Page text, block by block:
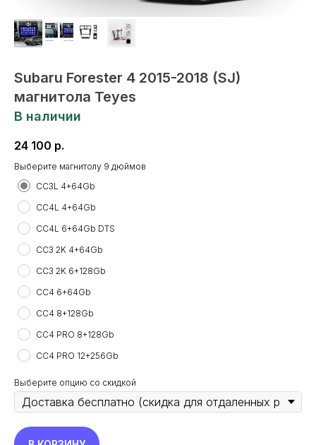
Subaru Forester 4 2015-2018 (SJ)
магнитола Teyes
В наличии
24 100 р.
Выберите магнитолу 9 дюймов
CC3L 4+64Gb
CC4L 4+64Gb
CC4L 6+64Gb DTS
CC3 2K 4+64Gb
CC3 2K 6+128Gb
CC4 6+64Gb
CC4 8+128Gb
CC4 PRO 8+128Gb
CC4 PRO 12+256Gb
Выберите опцию со скидкой